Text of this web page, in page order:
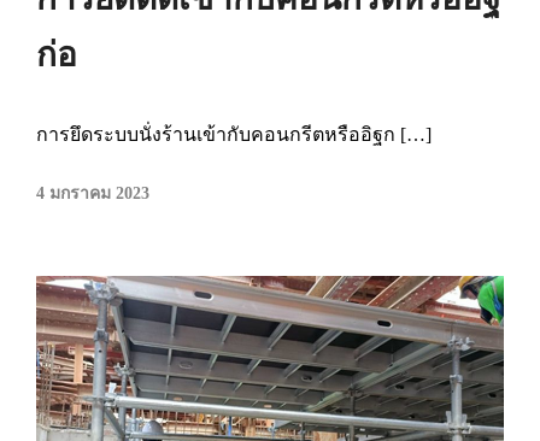
ก่อ
การยึดระบบนั่งร้านเข้ากับคอนกรีตหรืออิฐก […]
4 มกราคม 2023